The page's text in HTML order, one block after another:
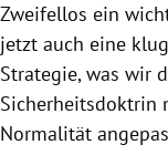
Zweifellos ein
jetzt auch eine
Strategie, was wir
Sicherheitsdoktrin
Normalität